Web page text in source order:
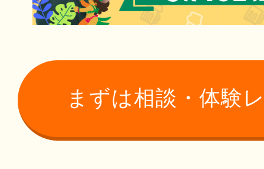
まずは相談・体験